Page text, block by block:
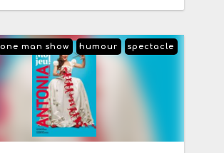
spectacle
humour
one man show